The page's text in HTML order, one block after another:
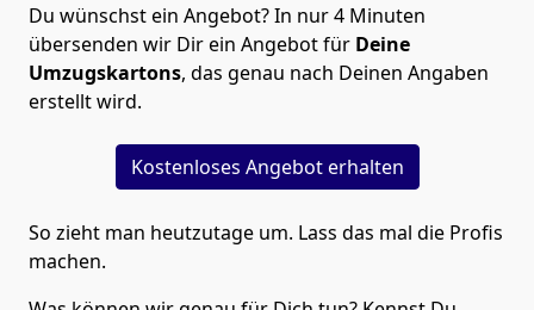
Du wünschst ein Angebot? In nur 4 Minuten
übersenden wir Dir ein Angebot für Deine
Umzugskartons, das genau nach Deinen Angaben
erstellt wird.
Kostenloses Angebot erhalten
So zieht man heutzutage um. Lass das mal die Profis
machen.